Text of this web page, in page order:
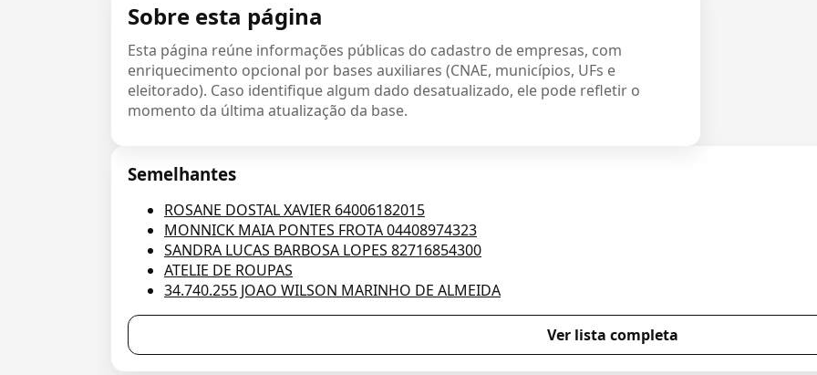
Sobre esta página
Esta página reúne informações públicas do cadastro de empresas, com
enriquecimento opcional por bases auxiliares (CNAE, municípios, UFs e
eleitorado). Caso identifique algum dado desatualizado, ele pode refletir o
momento da última atualização da base.
Semelhantes
ROSANE DOSTAL XAVIER 64006182015
MONNICK MAIA PONTES FROTA 04408974323
SANDRA LUCAS BARBOSA LOPES 82716854300
ATELIE DE ROUPAS
34.740.255 JOAO WILSON MARINHO DE ALMEIDA
Ver lista completa